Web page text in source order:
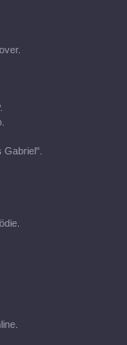
Gabriel".